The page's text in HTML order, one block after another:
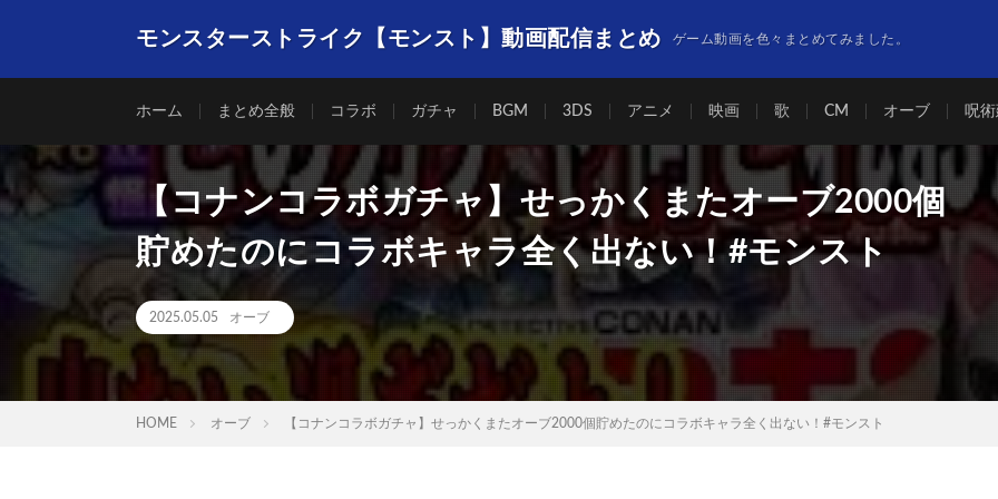
モンスターストライク【モンスト】動画配信まとめ ゲーム動画を色々まとめてみました。
ホーム まとめ全般 コラボ ガチャ BGM 3DS アニメ 映画 歌 CM オーブ 呪
【コナンコラボガチャ】せっかくまたオーブ2000個
貯めたのにコラボキャラ全く出ない！#モンスト
2025.05.05 オーブ
HOME オーブ 【コナンコラボガチャ】せっかくまたオーブ2000個貯めたのにコラボキャラ全く出ない！#モンスト